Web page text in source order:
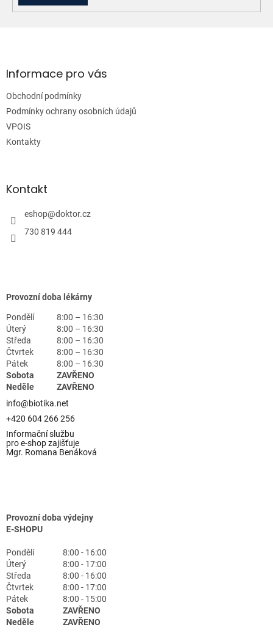
aInformace pro vás
Obchodní podmínky
Podmínky ochrany osobních údajů
VPOIS
Kontakty
Kontakt
eshop@doktor.cz
730 819 444
Provozní doba lékárny
Pondělí
8:00 – 16:30
Úterý
8:00 – 16:30
Středa
8:00 – 16:30
Čtvrtek
8:00 – 16:30
Pátek
8:00 – 16:30
Sobota
ZAVŘENO
Neděle
ZAVŘENO
info@biotika.net
+420 604 266 256
Informační službu
pro e-shop zajišťuje
Mgr. Romana Benáková
Provozní doba výdejny
E-SHOPU
Pondělí
8:00 - 16:00
Úterý
8:00 - 17:00
Středa
8:00 - 16:00
Čtvrtek
8:00 - 17:00
Pátek
8:00 - 15:00
Sobota
ZAVŘENO
Neděle
ZAVŘENO